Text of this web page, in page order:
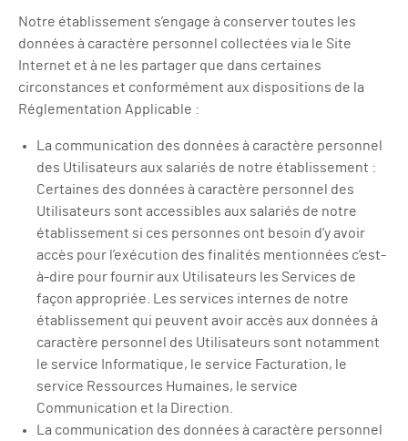
Notre établissement s’engage à conserver toutes les
données à caractère personnel collectées via le Site
Internet et à ne les partager que dans certaines
circonstances et conformément aux dispositions de la
Réglementation Applicable :
La communication des données à caractère personnel
des Utilisateurs aux salariés de notre établissement :
Certaines des données à caractère personnel des
Utilisateurs sont accessibles aux salariés de notre
établissement si ces personnes ont besoin d’y avoir
accès pour l’exécution des finalités mentionnées c’est-
à-dire pour fournir aux Utilisateurs les Services de
façon appropriée. Les services internes de notre
établissement qui peuvent avoir accès aux données à
caractère personnel des Utilisateurs sont notamment
le service Informatique, le service Facturation, le
service Ressources Humaines, le service
Communication et la Direction.
La communication des données à caractère personnel